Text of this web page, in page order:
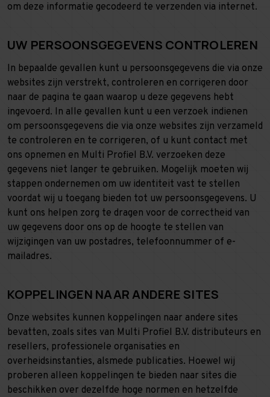
om deze informatie gecodeerd te verzenden via internet.
UW PERSOONSGEGEVENS CONTROLEREN
In bepaalde gevallen kunt u persoonsgegevens die via onze
websites zijn verstrekt, controleren en corrigeren door
naar de pagina te gaan waarop u deze gegevens hebt
ingevoerd. In alle gevallen kunt u een verzoek indienen
om persoonsgegevens die via onze websites zijn verzameld
te controleren en te corrigeren, of u kunt contact met
ons opnemen en Multi Profiel B.V. verzoeken deze
gegevens niet langer te gebruiken. Mogelijk moeten wij
stappen ondernemen om uw identiteit vast te stellen
voordat wij u toegang bieden tot uw persoonsgegevens. U
kunt ons helpen zorg te dragen voor de correctheid van
uw gegevens door ons op de hoogte te stellen van
wijzigingen van uw postadres, telefoonnummer of e-
mailadres.
KOPPELINGEN NAAR ANDERE SITES
Onze websites kunnen koppelingen naar andere sites
bevatten, zoals sites van Multi Profiel B.V. distributeurs en
resellers, professionele organisaties en
overheidsinstanties, alsmede publicaties. Hoewel wij
proberen alleen koppelingen te bieden naar sites die
beschikken over dezelfde hoge normen en hetzelfde